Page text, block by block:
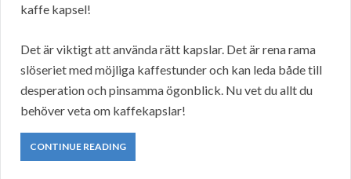
kaffe kapsel!
Det är viktigt att använda rätt kapslar. Det är rena rama
slöseriet med möjliga kaffestunder och kan leda både till
desperation och pinsamma ögonblick. Nu vet du allt du
behöver veta om kaffekapslar!
CONTINUE READING